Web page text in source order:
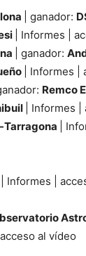
| ganador:
| Informes |
| ganador:
| Informes
Remco
| Informes
Tarragona
|
| Informes |
al vídeo